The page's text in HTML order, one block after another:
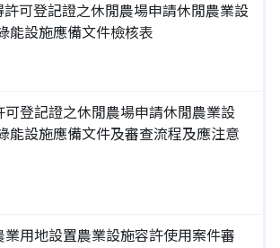
許可登記證之休閒農場申請休閒農業設
能設施應備文件檢核表
可登記證之休閒農場申請休閒農業設
能設施應備文件及審查流程及應注意
業用地設置農業設施容許使用案件審